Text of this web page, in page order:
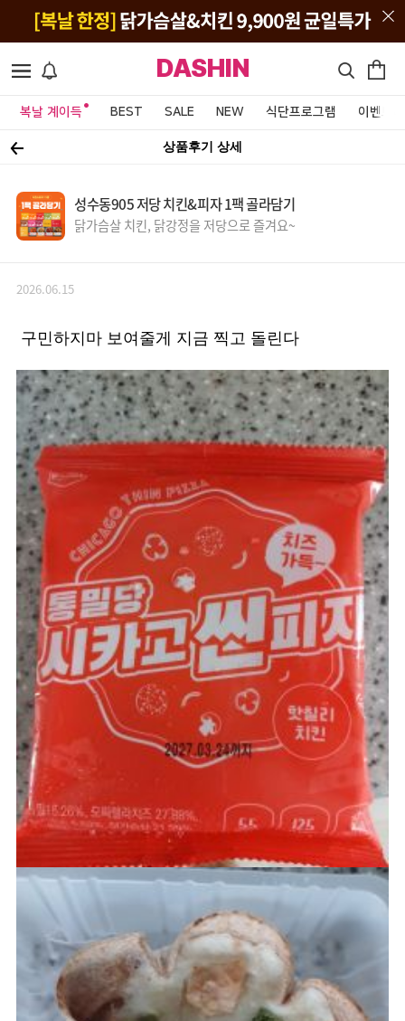
DASHIN
복날 계이득 BEST SALE NEW 식단프로그램 이벤트&
상품후기 상세
성수동905 저당 치킨&피자 1팩 골라담기
닭가슴살 치킨, 닭강정을 저당으로 즐겨요~
2026.06.15
구민하지마 보여줄게 지금 찍고 돌린다